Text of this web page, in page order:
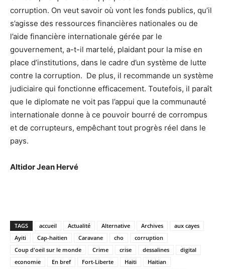
corruption. On veut savoir où vont les fonds publics, qu’il
s’agisse des ressources financières nationales ou de
l’aide financière internationale gérée par le
gouvernement, a-t-il martelé, plaidant pour la mise en
place d’institutions, dans le cadre d’un système de lutte
contre la corruption. De plus, il recommande un système
judiciaire qui fonctionne efficacement. Toutefois, il paraît
que le diplomate ne voit pas l’appui que la communauté
internationale donne à ce pouvoir bourré de corrompus
et de corrupteurs, empêchant tout progrès réel dans le
pays.
Altidor Jean Hervé
TAGS accueil Actualité Alternative Archives
aux cayes
Ayiti
Cap-haitien Caravane cho
corruption
Coup d'oeil sur le monde
Crime crise dessalines
digital
economie
En bref Fort-Liberte Haiti
Haitian